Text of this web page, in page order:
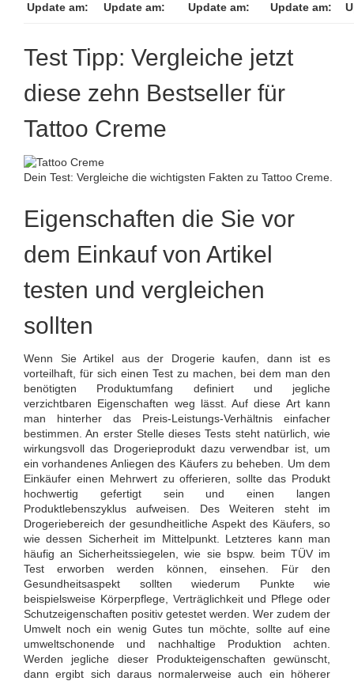
Update am: Update am: Update am: Update am:
Test Tipp: Vergleiche jetzt
diese zehn Bestseller für
Tattoo Creme
Dein Test: Vergleiche die wichtigsten Fakten zu Tattoo Creme.
Eigenschaften die Sie vor
dem Einkauf von Artikel
testen und vergleichen
sollten
Wenn Sie Artikel aus der Drogerie kaufen, dann ist es
vorteilhaft, für sich einen Test zu machen, bei dem man den
benötigten Produktumfang definiert und jegliche
verzichtbaren Eigenschaften weg lässt. Auf diese Art kann
man hinterher das Preis-Leistungs-Verhältnis einfacher
bestimmen. An erster Stelle dieses Tests steht natürlich, wie
wirkungsvoll das Drogerieprodukt dazu verwendbar ist, um
ein vorhandenes Anliegen des Käufers zu beheben. Um dem
Einkäufer einen Mehrwert zu offerieren, sollte das Produkt
hochwertig gefertigt sein und einen langen
Produktlebenszyklus aufweisen. Des Weiteren steht im
Drogeriebereich der gesundheitliche Aspekt des Käufers, so
wie dessen Sicherheit im Mittelpunkt. Letzteres kann man
häufig an Sicherheitssiegelen, wie sie bspw. beim TÜV im
Test erworben werden können, einsehen. Für den
Gesundheitsaspekt sollten wiederum Punkte wie
beispielsweise Körperpflege, Verträglichkeit und Pflege oder
Schutzeigenschaften positiv getestet werden. Wer zudem der
Umwelt noch ein wenig Gutes tun möchte, sollte auf eine
umweltschonende und nachhaltige Produktion achten.
Werden jegliche dieser Produkteigenschaften gewünscht,
dann ergibt sich daraus normalerweise auch ein höherer